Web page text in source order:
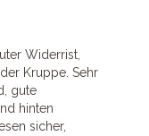
Widerrist,
Kruppe. Sehr
gute
hinten
sicher,